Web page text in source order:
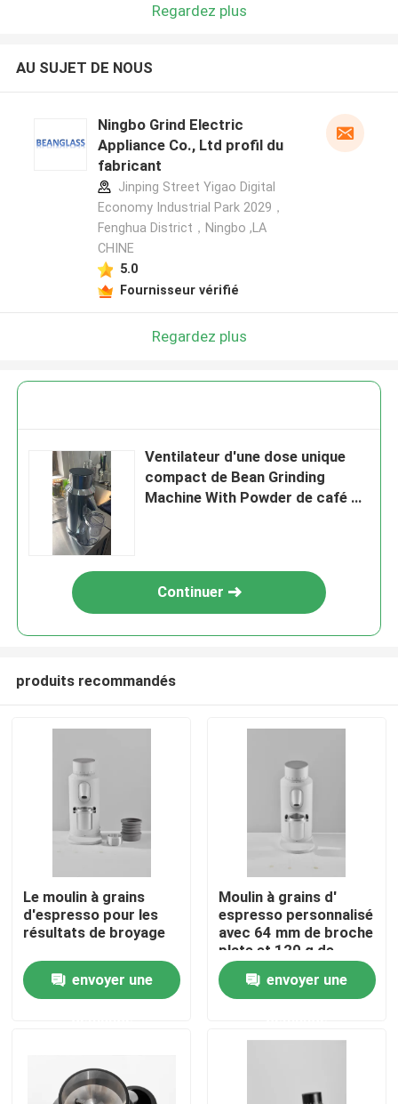
Maison
Produits
Au sujet de nous
Regardez plus
AU SUJET DE NOUS
Ningbo Grind Electric
Appliance Co., Ltd profil du
fabricant
Jinping Street Yigao Digital
Economy Industrial Park 2029，
Fenghua District，Ningbo ,LA
CHINE
5.0
Fournisseur vérifié
Regardez plus
Ventilateur d'une dose unique
compact de Bean Grinding
Machine With Powder de café de
Continuer
produits recommandés
Le moulin à grains
d'espresso pour les
résultats de broyage
envoyer une
Moulin à grains d'
espresso personnalisé
avec 64 mm de broche
plate et 120 g de
capacité
envoyer une